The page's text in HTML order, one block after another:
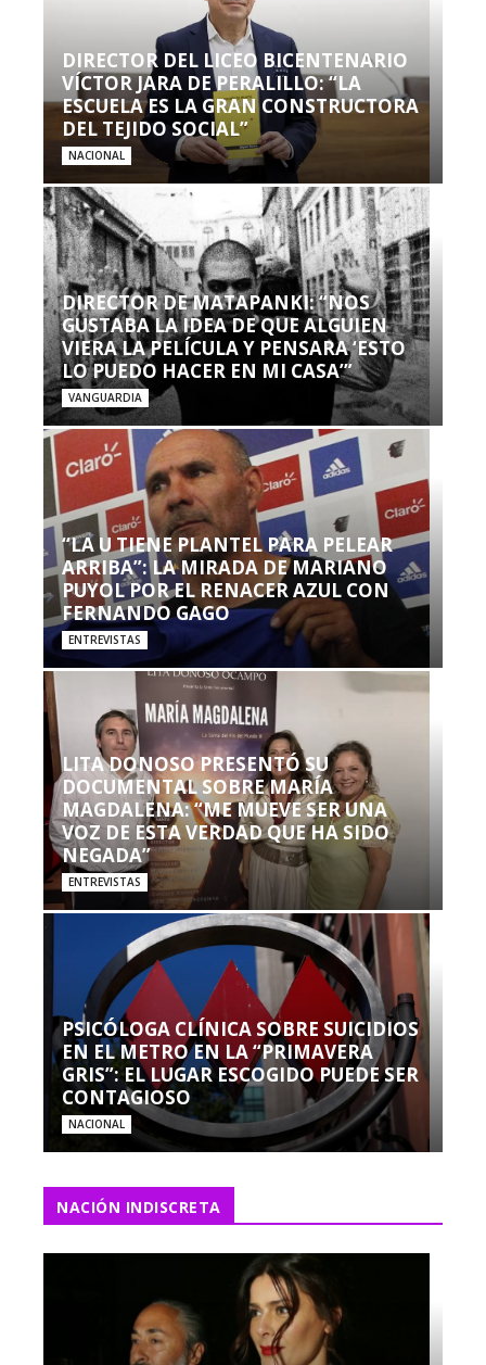
DIRECTOR DEL LICEO BICENTENARIO
VÍCTOR JARA DE PERALILLO: “LA
ESCUELA ES LA GRAN CONSTRUCTORA
DEL TEJIDO SOCIAL”
NACIONAL
DIRECTOR DE MATAPANKI: “NOS
GUSTABA LA IDEA DE QUE ALGUIEN
VIERA LA PELÍCULA Y PENSARA ‘ESTO
LO PUEDO HACER EN MI CASA’”
VANGUARDIA
“LA U TIENE PLANTEL PARA PELEAR
ARRIBA”: LA MIRADA DE MARIANO
PUYOL POR EL RENACER AZUL CON
FERNANDO GAGO
ENTREVISTAS
LITA DONOSO PRESENTÓ SU
DOCUMENTAL SOBRE MARÍA
MAGDALENA: “ME MUEVE SER UNA
VOZ DE ESTA VERDAD QUE HA SIDO
NEGADA”
ENTREVISTAS
PSICÓLOGA CLÍNICA SOBRE SUICIDIOS
EN EL METRO EN LA “PRIMAVERA
GRIS”: EL LUGAR ESCOGIDO PUEDE SER
CONTAGIOSO
NACIONAL
NACIÓN INDISCRETA